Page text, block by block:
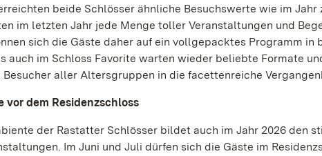
beide Schlösser ähnliche Besuchswerte wie im
im letzten Jahr jede Menge toller Veranstaltungen und
sich die Gäste daher auf ein vollgepacktes Programm in
auch im Schloss Favorite warten wieder beliebte Formate
Besucher aller Altersgruppen in die facettenreiche
vor dem Residenzschloss
der Rastatter Schlösser bildet auch im Jahr 2026 den
Im Juni und Juli dürfen sich die Gäste im